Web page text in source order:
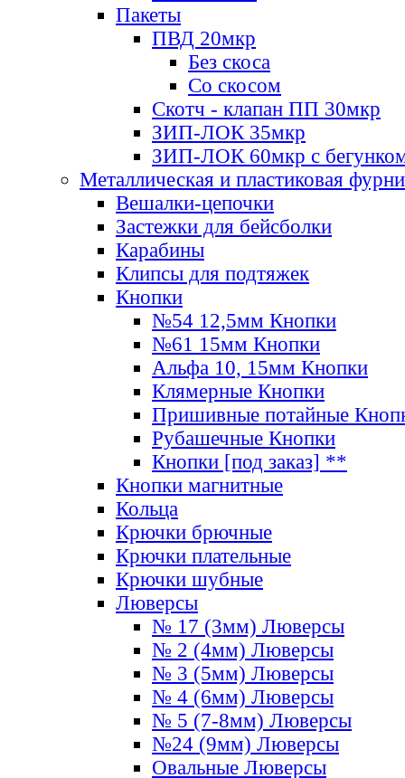
Пакеты
ПВД 20мкр
Без скоса
Со скосом
Скотч - клапан ПП 30мкр
ЗИП-ЛОК 35мкр
ЗИП-ЛОК 60мкр с
Металлическая и пластиковая
Вешалки-цепочки
Застежки для бейсболки
Карабины
Клипсы для подтяжек
Кнопки
№54 12,5мм Кнопки
№61 15мм Кнопки
Альфа 10, 15мм Кнопки
Клямерные Кнопки
Пришивные потайные
Рубашечные Кнопки
Кнопки [под заказ] **
Кнопки магнитные
Кольца
Крючки брючные
Крючки плательные
Крючки шубные
Люверсы
№ 17 (3мм) Люверсы
№ 2 (4мм) Люверсы
№ 3 (5мм) Люверсы
№ 4 (6мм) Люверсы
№ 5 (7-8мм) Люверсы
№24 (9мм) Люверсы
Овальные Люверсы